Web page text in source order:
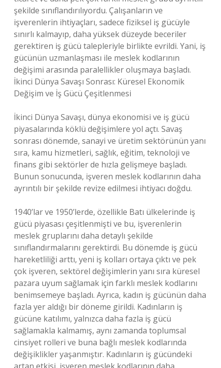
şekilde sınıflandırılıyordu. Çalışanların ve
işverenlerin ihtiyaçları, sadece fiziksel iş gücüyle
sınırlı kalmayıp, daha yüksek düzeyde beceriler
gerektiren iş gücü talepleriyle birlikte evrildi. Yani, iş
gücünün uzmanlaşması ile meslek kodlarının
değişimi arasında paralellikler oluşmaya başladı.
İkinci Dünya Savaşı Sonrası: Küresel Ekonomik
Değişim ve İş Gücü Çeşitlenmesi
İkinci Dünya Savaşı, dünya ekonomisi ve iş gücü
piyasalarında köklü değişimlere yol açtı. Savaş
sonrası dönemde, sanayi ve üretim sektörünün yanı
sıra, kamu hizmetleri, sağlık, eğitim, teknoloji ve
finans gibi sektörler de hızla gelişmeye başladı.
Bunun sonucunda, işveren meslek kodlarının daha
ayrıntılı bir şekilde revize edilmesi ihtiyacı doğdu.
1940’lar ve 1950’lerde, özellikle Batı ülkelerinde iş
gücü piyasası çeşitlenmişti ve bu, işverenlerin
meslek gruplarını daha detaylı şekilde
sınıflandırmalarını gerektirdi. Bu dönemde iş gücü
hareketliliği arttı, yeni iş kolları ortaya çıktı ve pek
çok işveren, sektörel değişimlerin yanı sıra küresel
pazara uyum sağlamak için farklı meslek kodlarını
benimsemeye başladı. Ayrıca, kadın iş gücünün daha
fazla yer aldığı bir döneme girildi. Kadınların iş
gücüne katılımı, yalnızca daha fazla iş gücü
sağlamakla kalmamış, aynı zamanda toplumsal
cinsiyet rolleri ve buna bağlı meslek kodlarında
değişiklikler yaşanmıştır. Kadınların iş gücündeki